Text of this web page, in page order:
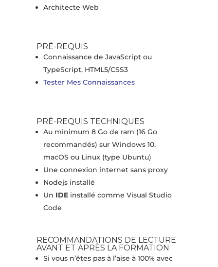
Architecte Web
PRÉ-REQUIS
Connaissance de JavaScript ou
TypeScript, HTML5/CSS3
Tester Mes Connaissances
PRÉ-REQUIS TECHNIQUES
Au minimum 8 Go de ram (16 Go
recommandés) sur Windows 10,
macOS ou Linux (type Ubuntu)
Une connexion internet sans proxy
Nodejs installé
Un IDEinstallé comme Visual Studio
Code
RECOMMANDATIONS DE LECTURE
AVANT ET APRÈS LA FORMATION
Si vous n’êtes pas à l’aise à 100% avec